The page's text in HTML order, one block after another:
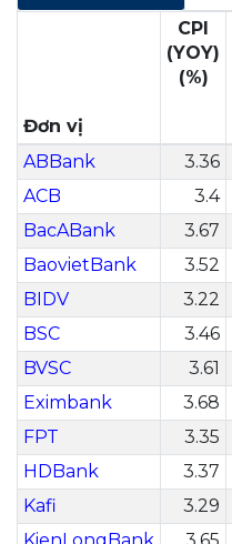
Đơn vị
CPI
(YOY)
(%)
ABBank
3.36
ACB
3.4
BacABank
3.67
BaovietBank
3.52
BIDV
3.22
BSC
3.46
BVSC
3.61
Eximbank
3.68
FPT
3.35
HDBank
3.37
Kafi
3.29